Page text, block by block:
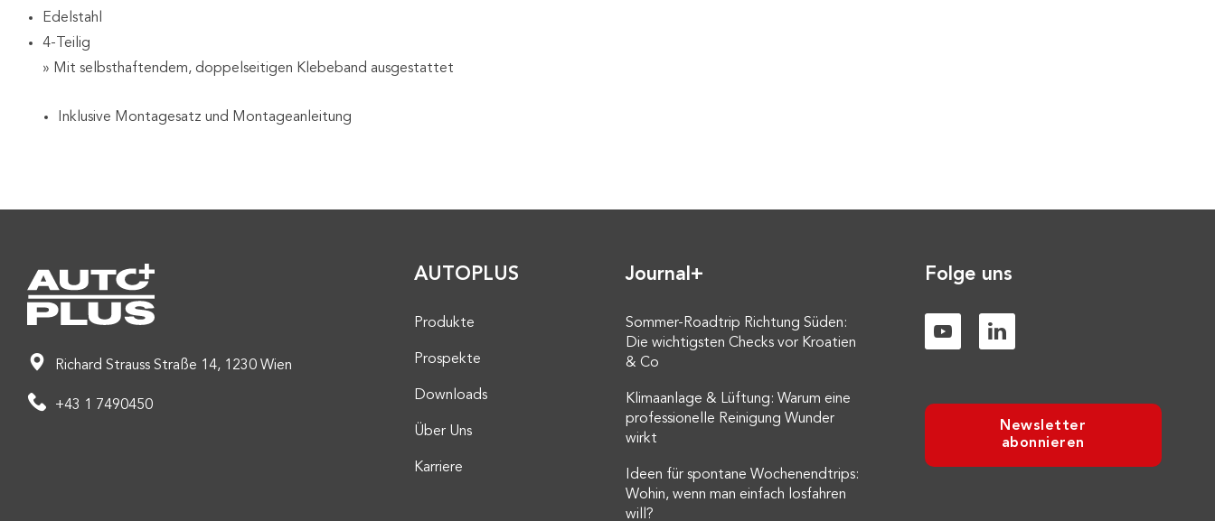
Edelstahl
4-Teilig
» Mit selbsthaftendem, doppelseitigen Klebeband ausgestattet
Inklusive Montagesatz und Montageanleitung
Richard Strauss Straße 14, 1230 Wien
+43 1 7490450
AUTOPLUS
Produkte
Prospekte
Downloads
Über Uns
Karriere
Journal+
Sommer-Roadtrip Richtung Süden:
Die wichtigsten Checks vor Kroatien
& Co
Klimaanlage & Lüftung: Warum eine
professionelle Reinigung Wunder
wirkt
Ideen für spontane Wochenendtrips:
Wohin, wenn man einfach losfahren
will?
Folge uns
Newsletter
abonnieren